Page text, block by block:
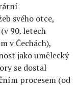
svého otce,
90. letech
v Čechách),
jako umělecký
se dostal
procesem (od